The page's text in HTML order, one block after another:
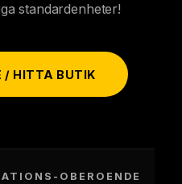
standardenheter!
/ HITTA BUTIK
OBEROENDE